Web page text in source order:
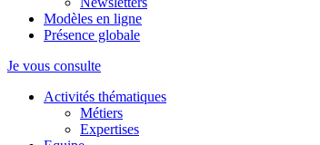
Modèles en ligne
Présence globale
Je vous consulte
Activités thématiques
Métiers
Expertises